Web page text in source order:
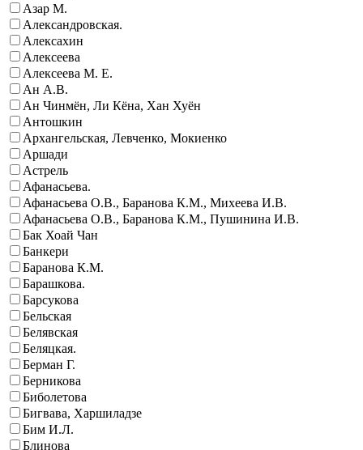
Азар М.
Александровская.
Алексахин
Алексеева
Алексеева М. Е.
Ан А.В.
Ан Чинмён, Ли Кёна, Хан Хуён
Антошкин
Архангельская, Левченко, Мокиенко
Аршади
Астрель
Афанасьева.
Афанасьева О.В., Баранова К.М., Михеева И.В.
Афанасьева О.В., Баранова К.М., Пушинина И.В.
Бак Хоай Чан
Банкери
Баранова К.М.
Барашкова.
Барсукова
Бельская
Белявская
Беляцкая.
Берман Г.
Берникова
Биболетова
Бигвава, Харшиладзе
Бим И.Л.
Блинова